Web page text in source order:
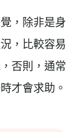
，除非是身
，比較容易
否則，通常
才會求助。